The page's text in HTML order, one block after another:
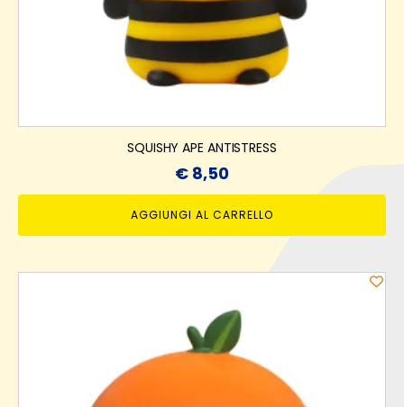
SQUISHY APE ANTISTRESS
€ 8,50
AGGIUNGI AL CARRELLO